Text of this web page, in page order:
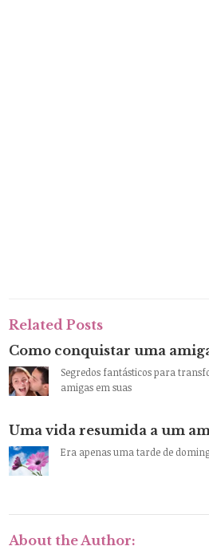
Related Posts
Como conquistar uma
Segredos fantásticos para
amigas em suas
Uma vida resumida a um
Era apenas uma tarde de
About the Author: